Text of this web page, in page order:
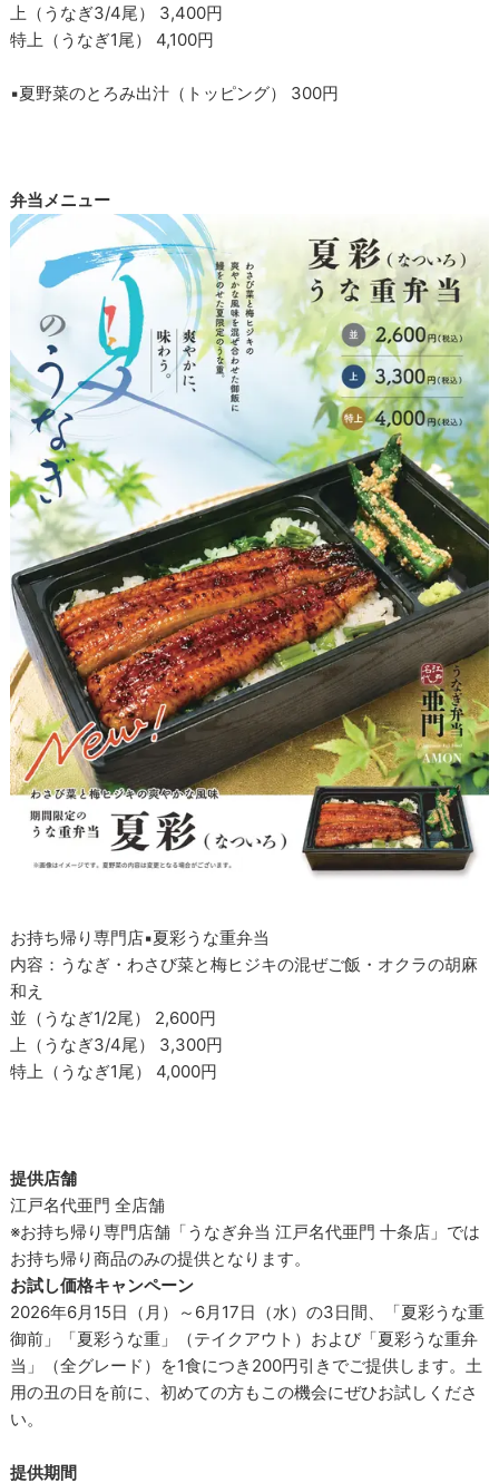
上（うなぎ3/4尾） 3,400円
特上（うなぎ1尾） 4,100円
▪️夏野菜のとろみ出汁（トッピング） 300円
弁当メニュー
お持ち帰り専門店▪️夏彩うな重弁当
内容：うなぎ・わさび菜と梅ヒジキの混ぜご飯・オクラの胡麻
和え
並（うなぎ1/2尾） 2,600円
上（うなぎ3/4尾） 3,300円
特上（うなぎ1尾） 4,000円
提供店舗
江戸名代亜門 全店舗
※お持ち帰り専門店舗「うなぎ弁当 江戸名代亜門 十条店」では
お持ち帰り商品のみの提供となります。
お試し価格キャンペーン
2026年6月15日（月）～6月17日（水）の3日間、「夏彩うな重
御前」「夏彩うな重」（テイクアウト）および「夏彩うな重弁
当」（全グレード）を1食につき200円引きでご提供します。土
用の丑の日を前に、初めての方もこの機会にぜひお試しくださ
い。
提供期間